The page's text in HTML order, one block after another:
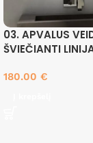
03. APVALUS
ŠVIEČIANTI
180.00 €